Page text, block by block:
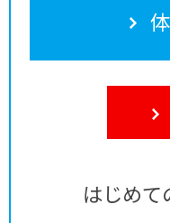
はじめて